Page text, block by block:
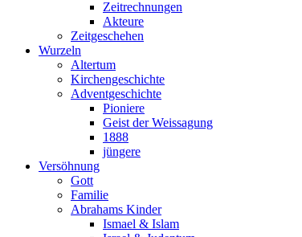
Zeitrechnungen
Akteure
Zeitgeschehen
Wurzeln
Altertum
Kirchengeschichte
Adventgeschichte
Pioniere
Geist der Weissagung
1888
jüngere
Versöhnung
Gott
Familie
Abrahams Kinder
Ismael & Islam